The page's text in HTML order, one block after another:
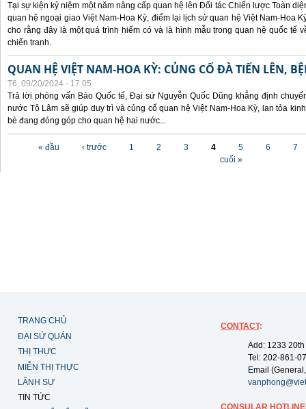
Tại sự kiện kỷ niệm một năm nâng cấp quan hệ lên Đối tác Chiến lược Toàn
quan hệ ngoại giao Việt Nam-Hoa Kỳ, điểm lại lịch sử quan hệ Việt Nam-Hoa
cho rằng đây là một quá trình hiếm có và là hình mẫu trong quan hệ quốc tế
chiến tranh.
QUAN HỆ VIỆT NAM-HOA KỲ: CỦNG CỐ ĐÀ TIẾN LÊN,
T6, 09/20/2024 - 17:05
Trả lời phỏng vấn Báo Quốc tế, Đại sứ Nguyễn Quốc Dũng khẳng định
nước Tô Lâm sẽ giúp duy trì và củng cố quan hệ Việt Nam-Hoa Kỳ, lan tỏa
bè đang đóng góp cho quan hệ hai nước...
« đầu ‹ trước 1 2 3 4 5 6
7
cuối »
TRANG CHỦ
ĐẠI SỨ QUÁN
THỊ THỰC
MIỄN THỊ THỰC
LÃNH SỰ
TIN TỨC
CONTACT:
Add: 1233
Tel: 202-861-
Email
CONSULAR